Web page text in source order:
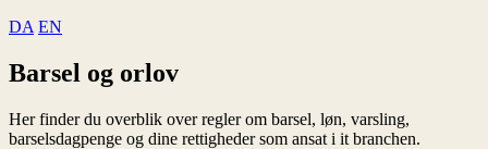
DA EN
Barsel og orlov
Her finder du overblik over regler om barsel, løn, varsling,
barselsdagpenge og dine rettigheder som ansat i it branchen.